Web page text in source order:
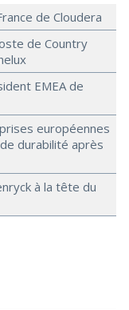
de Cloudera
de Country
EMEA de
européennes
durabilité après
à la tête du